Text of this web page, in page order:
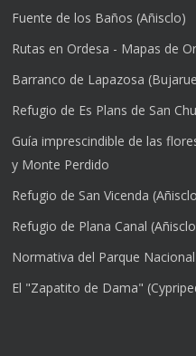
Fuente de los Baños (Añisclo)
Rutas en Ordesa - Mapas de
Barranco de Lapazosa
Refugio de Es Plans de San
Guía imprescindible de las
y Monte Perdido
Refugio de San Vicenda
Refugio de Plana Canal
Normativa del Parque
El "Zapatito de Dama"